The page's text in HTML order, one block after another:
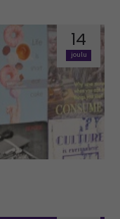
14
joulu